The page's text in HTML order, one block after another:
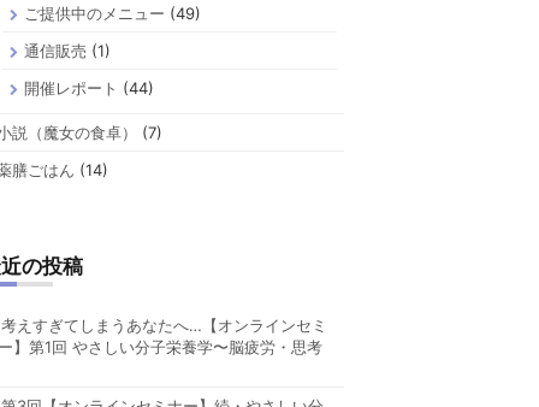
ご提供中のメニュー (49)
通信販売 (1)
開催レポート (44)
説（魔女の食卓）
(7)
膳ごはん (14)
の投稿
考えすぎてしまうあなたへ…【オンラインセミ
】第1回 やさしい分子栄養学〜脳疲労・思考